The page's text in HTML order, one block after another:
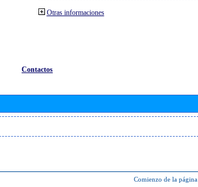
Otras informaciones
Contactos
Comienzo de la página